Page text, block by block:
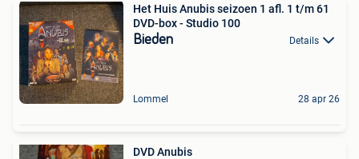
Het Huis Anubis seizoen 1 afl. 1 t/m 61
DVD-box - Studio 100
Bieden Details
Lommel 28 apr 26
DVD Anubis